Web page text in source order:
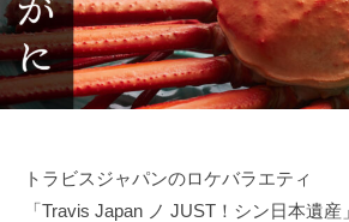
トラビスジャパンのロケバラエティ
「Travis Japan ノ JUST！シン日本遺